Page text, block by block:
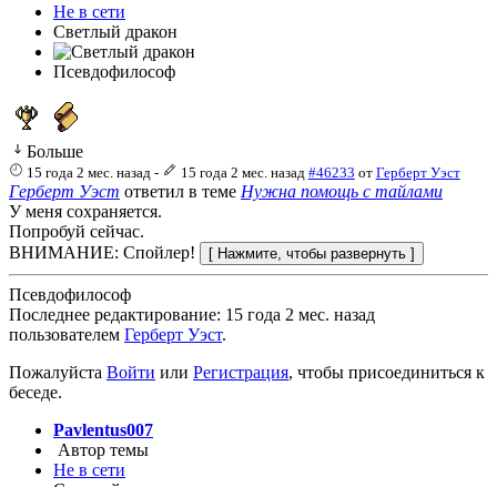
Не в сети
Светлый дракон
Псевдофилософ
Больше
15 года 2 мес. назад - 15 года 2 мес. назад #46233 от Герберт Уэст
Герберт Уэст ответил в теме Нужна помощь с тайлами
У меня сохраняется.
Попробуй сейчас.
ВНИМАНИЕ: Спойлер!
Псевдофилософ
Последнее редактирование: 15 года 2 мес. назад
пользователем Герберт Уэст.
Пожалуйста Войти или Регистрация, чтобы присоединиться к
беседе.
Pavlentus007
Автор темы
Не в сети